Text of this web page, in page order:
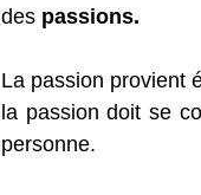
des passions.
La passion provient
la passion doit se
personne.